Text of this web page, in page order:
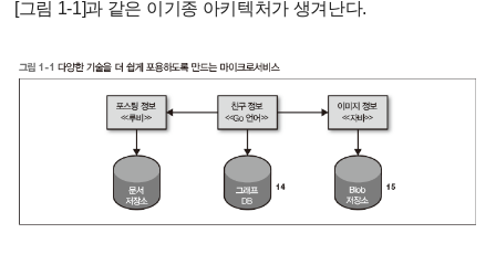
[그림 1-1]과 같은 이기종 아키텍처가 생겨난다.